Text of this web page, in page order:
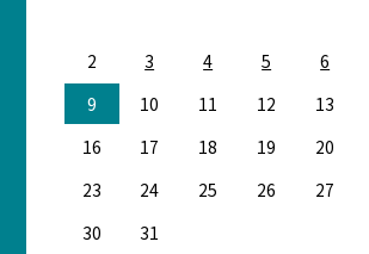
2
3 4 5 6
9
10 11 12 13
16
17 18 19 20
23
24 25 26 27
30
31